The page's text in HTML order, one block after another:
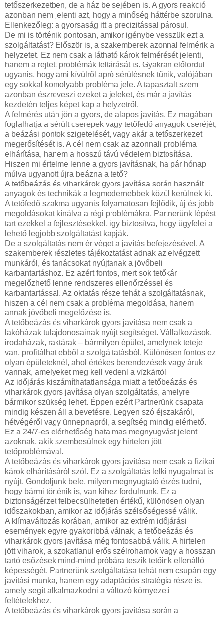
tetőszerkezetben, de a ház belsejében is. A gyors reakció
azonban nem jelenti azt, hogy a minőség háttérbe szorulna.
Ellenkezőleg: a gyorsaság itt a precizitással párosul.
De mi is történik pontosan, amikor igénybe vesszük ezt a
szolgáltatást? Először is, a szakemberek azonnal felmérik a
helyzetet. Ez nem csak a látható károk felmérését jelenti,
hanem a rejtett problémák feltárását is. Gyakran előfordul
ugyanis, hogy ami kívülről apró sérülésnek tűnik, valójában
egy sokkal komolyabb probléma jele. A tapasztalt szem
azonban észreveszi ezeket a jeleket, és már a javítás
kezdetén teljes képet kap a helyzetről.
A felmérés után jön a gyors, de alapos javítás. Ez magában
foglalhatja a sérült cserepek vagy tetőfedő anyagok cseréjét,
a beázási pontok szigetelését, vagy akár a tetőszerkezet
megerősítését is. A cél nem csak az azonnali probléma
elhárítása, hanem a hosszú távú védelem biztosítása.
Hiszen mi értelme lenne a gyors javításnak, ha pár hónap
múlva ugyanott újra beázna a tető?
A tetőbeázás és viharkárok gyors javítása során használt
anyagok és technikák a legmodernebbek közül kerülnek ki.
A tetőfedő szakma ugyanis folyamatosan fejlődik, új és jobb
megoldásokat kínálva a régi problémákra. Partnerünk lépést
tart ezekkel a fejlesztésekkel, így biztosítva, hogy ügyfelei a
lehető legjobb szolgáltatást kapják.
De a szolgáltatás nem ér véget a javítás befejezésével. A
szakemberek részletes tájékoztatást adnak az elvégzett
munkáról, és tanácsokat nyújtanak a jövőbeli
karbantartáshoz. Ez azért fontos, mert sok tetőkár
megelőzhető lenne rendszeres ellenőrzéssel és
karbantartással. Az oktatás része tehát a szolgáltatásnak,
hiszen a cél nem csak a probléma megoldása, hanem
annak jövőbeli megelőzése is.
A tetőbeázás és viharkárok gyors javítása nem csak a
lakóházak tulajdonosainak nyújt segítséget. Vállalkozások,
irodaházak, raktárak – bármilyen épület, amelynek teteje
van, profitálhat ebből a szolgáltatásból. Különösen fontos ez
olyan épületeknél, ahol értékes berendezések vagy áruk
vannak, amelyeket meg kell védeni a vízkártól.
Az időjárás kiszámíthatatlansága miatt a tetőbeázás és
viharkárok gyors javítása olyan szolgáltatás, amelyre
bármikor szükség lehet. Éppen ezért Partnerünk csapata
mindig készen áll a bevetésre. Legyen szó éjszakáról,
hétvégéről vagy ünnepnapról, a segítség mindig elérhető.
Ez a 24/7-es elérhetőség hatalmas megnyugvást jelent
azoknak, akik szembesülnek egy hirtelen jött
tetőproblémával.
A tetőbeázás és viharkárok gyors javítása nem csak a fizikai
károk elhárításáról szól. Ez a szolgáltatás lelki nyugalmat is
nyújt. Gondoljunk bele, milyen megnyugtató érzés tudni,
hogy bármi történik is, van kihez fordulnunk. Ez a
biztonságérzet felbecsülhetetlen értékű, különösen olyan
időszakokban, amikor az időjárás szélsőségessé válik.
A klímaváltozás korában, amikor az extrém időjárási
események egyre gyakoribbá válnak, a tetőbeázás és
viharkárok gyors javítása még fontosabbá válik. A hirtelen
jött viharok, a szokatlanul erős szélrohamok vagy a hosszan
tartó esőzések mind-mind próbára teszik tetőink ellenálló
képességét. Partnerünk szolgáltatása tehát nem csupán egy
javítási munka, hanem egy adaptációs stratégia része is,
amely segít alkalmazkodni a változó környezeti
feltételekhez.
A tetőbeázás és viharkárok gyors javítása során a